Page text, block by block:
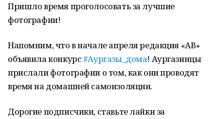
Пришло время проголосовать за лучшие
фотографии!
Напомним, что в начале апреля редакция «АВ»
объявила конкурс#Аургазы_дома! Аургазинцы
прислали фотографии о том, как они проводят
время на домашней самоизоляции.
Дорогие подписчики, ставьте лайки за